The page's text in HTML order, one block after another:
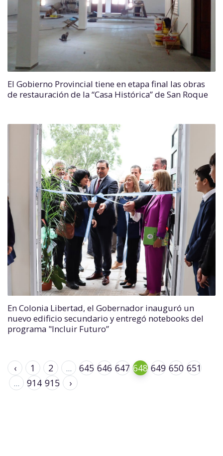
El Gobierno Provincial tiene en etapa final las obras
de restauración de la “Casa Histórica” de San Roque
En Colonia Libertad, el Gobernador inauguró un
nuevo edificio secundario y entregó notebooks del
programa "Incluir Futuro”
‹ 1 2 ... 645 646 647 648 649 650 651
...
914 915 ›